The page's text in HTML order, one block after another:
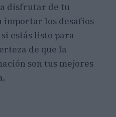
disfrutar de tu
importar los desafíos
estás listo para
de que la
son tus mejores